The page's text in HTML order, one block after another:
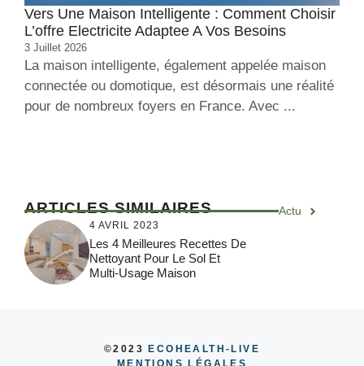
Vers Une Maison Intelligente : Comment Choisir
L’offre Electricite Adaptee A Vos Besoins
3 Juillet 2026
La maison intelligente, également appelée maison
connectée ou domotique, est désormais une réalité
pour de nombreux foyers en France. Avec ...
ARTICLES SIMILAIRES Actu
4 AVRIL 2023
Les 4 Meilleures Recettes De
Nettoyant Pour Le Sol Et
Multi-Usage Maison
©2023
ECOHEALTH-LIVE
MENTIONS LÉGALES